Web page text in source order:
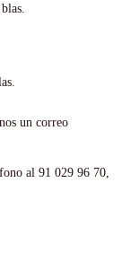
un correo
al 91 029 96 70,